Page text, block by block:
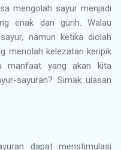
mengolah sayur menjadi
enak dan gurih. Walau
namun ketika diolah
menolah kelezatan keripik
manfaat yang akan kita
sayuran? Simak ulasan
dapat menstimulasi